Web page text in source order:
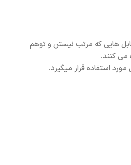
هایی که مرتب نیستن و توهم
می کنند.
مورد استفاده قرار میگیرد.